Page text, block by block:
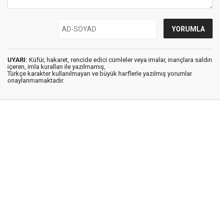
UYARI: Küfür, hakaret, rencide edici cümleler veya imalar, inançlara saldırı
içeren, imla kuralları ile yazılmamış,
Türkçe karakter kullanılmayan ve büyük harflerle yazılmış yorumlar
onaylanmamaktadır.